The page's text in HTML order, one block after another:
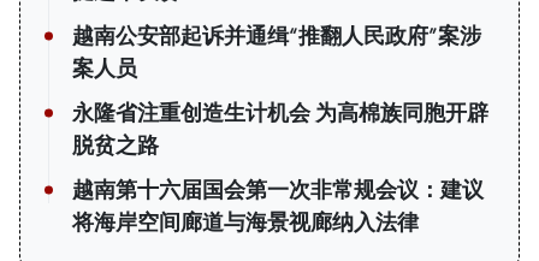
越南公安部起诉并通缉“推翻人民政府”案涉
案人员
永隆省注重创造生计机会 为高棉族同胞开辟
脱贫之路
越南第十六届国会第一次非常规会议：建议
将海岸空间廊道与海景视廊纳入法律